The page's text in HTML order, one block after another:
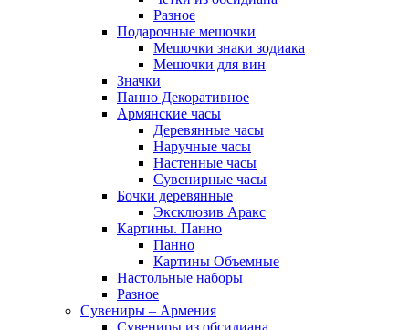
Разное
Подарочные мешочки
Мешочки знаки зодиака
Мешочки для вин
Значки
Панно Декоративное
Армянские часы
Деревянные часы
Наручные часы
Настенные часы
Сувенирные часы
Бочки деревянные
Эксклюзив Аракс
Картины. Панно
Панно
Картины Объемные
Настольные наборы
Разное
Сувениры – Армения
Сувениры из обсидиана